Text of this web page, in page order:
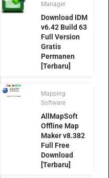
Manager
Download IDM
v6.42 Build 63
Full Version
Gratis
Permanen
[Terbaru]
Mapping
Software
AllMapSoft
Offline Map
Maker v8.382
Full Free
Download
[Terbaru]